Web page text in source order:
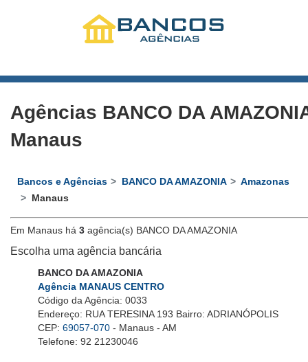
Agências BANCO DA
Manaus
Bancos e Agências BANCO DA AMAZONIA
Amazonas
Manaus
Em Manaus há 3 agência(s) BANCO DA AMAZONIA
Escolha uma agência bancária
BANCO DA AMAZONIA
Agência MANAUS CENTRO
Código da Agência: 0033
Endereço: RUA TERESINA 193 Bairro: ADRIANÓPOLIS
CEP: 69057-070 - Manaus - AM
Telefone: 92 21230046